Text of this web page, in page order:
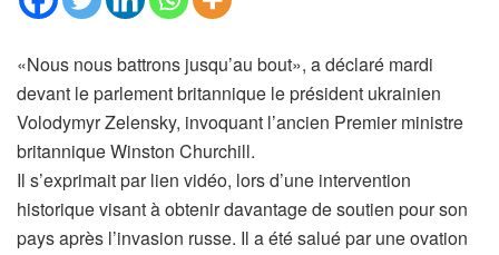
«Nous nous battrons jusqu’au bout», a déclaré mardi
devant le parlement britannique le président ukrainien
Volodymyr Zelensky, invoquant l’ancien Premier ministre
britannique Winston Churchill.
Il s’exprimait par lien vidéo, lors d’une intervention
historique visant à obtenir davantage de soutien pour son
pays après l’invasion russe. Il a été salué par une ovation